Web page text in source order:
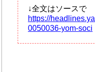
↓全文はソースで
https://
0050036-yom-soci